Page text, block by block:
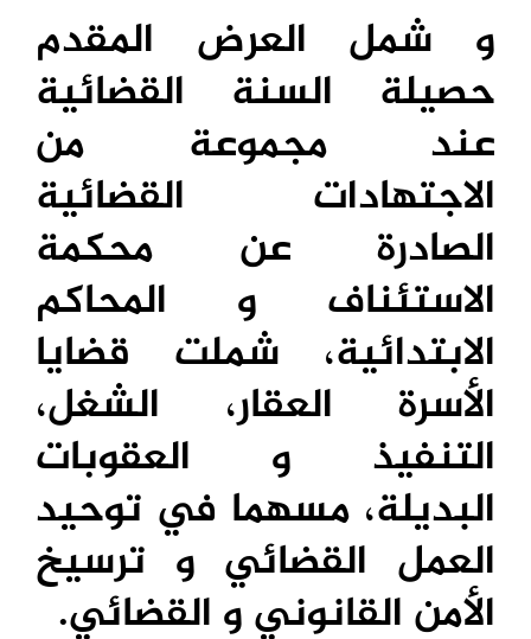
و شمل العرض المقدم
حصيلة السنة القضائية
عند مجموعة من
الاجتهادات القضائية
الصادرة عن محكمة
الاستئناف و المحاكم
الابتدائية، شملت قضايا
الأسرة العقار، الشغل،
التنفيذ و العقوبات
البديلة، مسهما في توحيد
العمل القضائي و ترسيخ
الأمن القانوني و القضائي.